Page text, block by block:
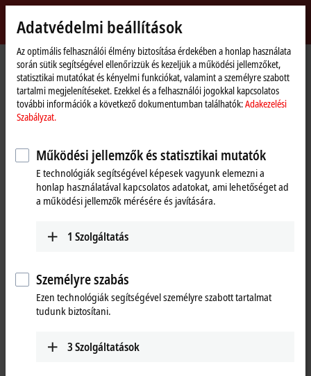
Beckhoff
-
New
Automation
Technology
KezdőlapProducts Automation
TwinCAT
TExxxx | TwinCAT 3 Engineering
Tabular product overview Product finder
TwinCAT 3Engineering area contains all components and
diagnosing and debugging user programs or applications. These
functions that significantly expand the the
Adatvédelmi beállítások
Az optimális felhasználói élmény biztosítása érdekében a honlap használata
során sütik segítségével ellenőrizzük és kezeljük a működési jellemzőket,
statisztikai mutatókat és kényelmi funkciókat, valamint a személyre szabott
tartalmi megjelenítéseket. Ezekkel és a felhasználói jogokkal kapcsolatos
további információk a következő dokumentumban találhatók:Adakezelési
Szabályzat.
Működési jellemzők és statisztikai mutatók
E technológiák segítségével képesek vagyunk elemezni a
honlap használatával kapcsolatos adatokat, ami lehetőséget ad
a működési jellemzők mérésére és javítására.
1 Szolgáltatás
Személyre szabás
Ezen technológiák segítségével személyre szabott tartalmat
tudunk biztosítani.
3Szolgáltatások